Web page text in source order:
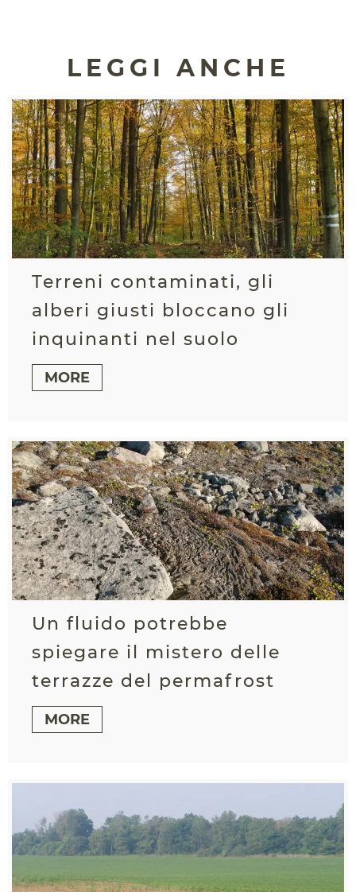
LEGGI ANCHE
Terreni contaminati, gli
alberi giusti bloccano gli
inquinanti nel suolo
MORE
Un fluido potrebbe
spiegare il mistero delle
terrazze del permafrost
MORE